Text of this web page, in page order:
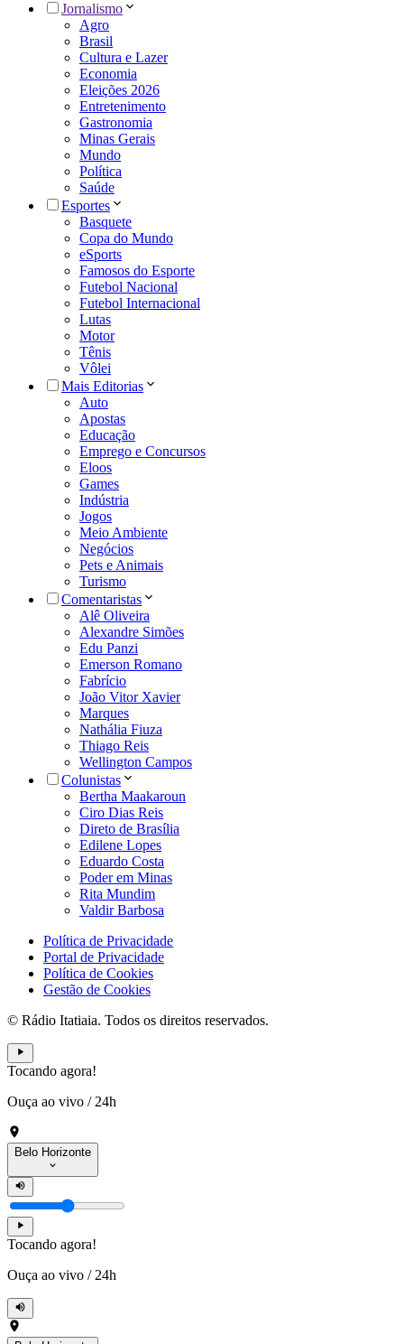
Jornalismo
Agro
Brasil
Cultura e Lazer
Economia
Eleições 2026
Entretenimento
Gastronomia
Minas Gerais
Mundo
Política
Saúde
Esportes
Basquete
Copa do Mundo
eSports
Famosos do Esporte
Futebol Nacional
Futebol Internacional
Lutas
Motor
Tênis
Vôlei
Mais Editorias
Auto
Apostas
Educação
Emprego e Concursos
Eloos
Games
Indústria
Jogos
Meio Ambiente
Negócios
Pets e Animais
Turismo
Comentaristas
Alê Oliveira
Alexandre Simões
Edu Panzi
Emerson Romano
Fabrício
João Vitor Xavier
Marques
Nathália Fiuza
Thiago Reis
Wellington Campos
Colunistas
Bertha Maakaroun
Ciro Dias Reis
Direto de Brasília
Edilene Lopes
Eduardo Costa
Poder em Minas
Rita Mundim
Valdir Barbosa
Política de Privacidade
Portal de Privacidade
Política de Cookies
Gestão de Cookies
© Rádio Itatiaia. Todos os direitos reservados.
Tocando agora!
Ouça ao vivo / 24h
Belo Horizonte
Tocando agora!
Ouça ao vivo / 24h